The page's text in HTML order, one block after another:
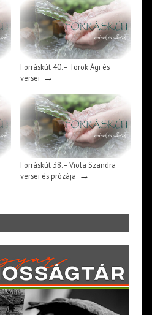
Forráskút 40. – Török Ági és
versei →
Forráskút 38. – Viola Szandra
versei és prózája →